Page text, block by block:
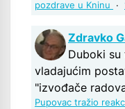
pozdrave u Kninu
·
Zdravko
Duboki su
vladajućim
"izvođače
Pupovac tražio